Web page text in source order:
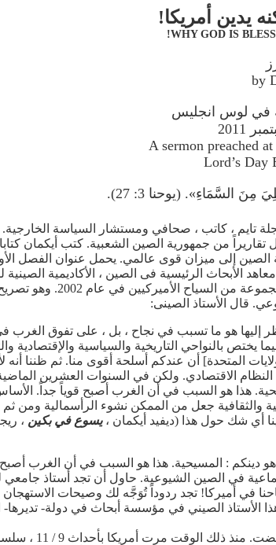
يدين أمريكا!
WHY GOD IS
في لوس انجليس
A sermon preached
Lord’s Day
السَّمَاءِ». (يوحنا 3: 27).
تايم ، كاتب ، صحافي ومستشار السياسة
من جمهورية الصين الشعبية. كتب أيكمان
الصين إلى ميزان قوى عالمي. يحمل عنوان الفصل
الأبحاث الرئيسية فى الصين ، الأكاديمية الصينية
هنا هذا الأستاذ الصيني في
قال الأستاذ الصينى:
إليها هو ما تسبب في نجاح ، بل ، على تفوق الغرب
يختص بالنواحي التاريخية والسياسية والإقتصادية
المتحدة] أن عندكم أسلحة أقوى منا. ثم ظننا أنه
الاقتصادي. ولكن في السنوات العشرين الماضية
هذا هو السبب في أن الغرب أصبح قوياً جداً.
والثقافية جعل من الممكن نشوء الرأسمالية ومن ثم
أي شك حول هذا (ديفيد أيكمان ،يسوع في بكين
هو دينكم : المسيحية. هذا هو السبب في أن الغرب
في الصين الشيوعية. حاول أن تجد أستاذ جامعي
في أميركا! تجد ردوداً تُوَجَّه لك وصيحات الاستهجان
الأستاذ الصيني في مؤسسة أبحاث في دولة- تديرها-
لكن هذا العالم